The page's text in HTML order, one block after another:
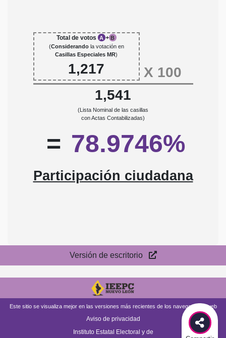
Total de votos A + B
(Considerandola votación en
Casillas Especiales MR)
1,217 X 100
1,541
(Lista Nominal de las casillas
con Actas Contabilizadas)
= 78.9746%
Participación ciudadana
Versión de escritorio
Este sitio se visualiza mejor en las versiones más recientes de los navegadores web
Aviso de privacidad
Instituto Estatal Electoral y de